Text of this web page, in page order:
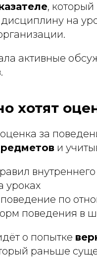
,
на
активные
хотят
за
и
уроках
по
поведения в
о попытке
раньше